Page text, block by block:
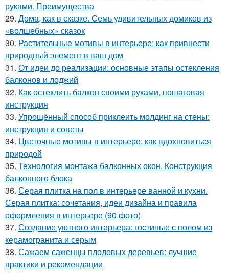
руками. Преимущества
29. Дома, как в сказке. Семь удивительных домиков из
«волшебных» сказок
30. Растительные мотивы в интерьере: как привнести
природный элемент в ваш дом
31. От идеи до реализации: основные этапы остекления
балконов и лоджий
32. Как остеклить балкон своими руками, пошаговая
инструкция
33. Упрощённый способ приклеить молдинг на стены:
инструкция и советы
34. Цветочные мотивы в интерьере: как вдохновиться
природой
35. Технология монтажа балконных окон. Конструкция
балконного блока
36. Серая плитка на пол в интерьере ванной и кухни.
Серая плитка: сочетания, идеи дизайна и правила
оформления в интерьере (90 фото)
37. Создание уютного интерьера: гостиные с полом из
керамогранита и серым
38. Сажаем саженцы плодовых деревьев: лучшие
практики и рекомендации